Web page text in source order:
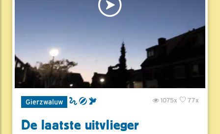
Gierzwaluw 77x
1075x
De laatste uitvlieger